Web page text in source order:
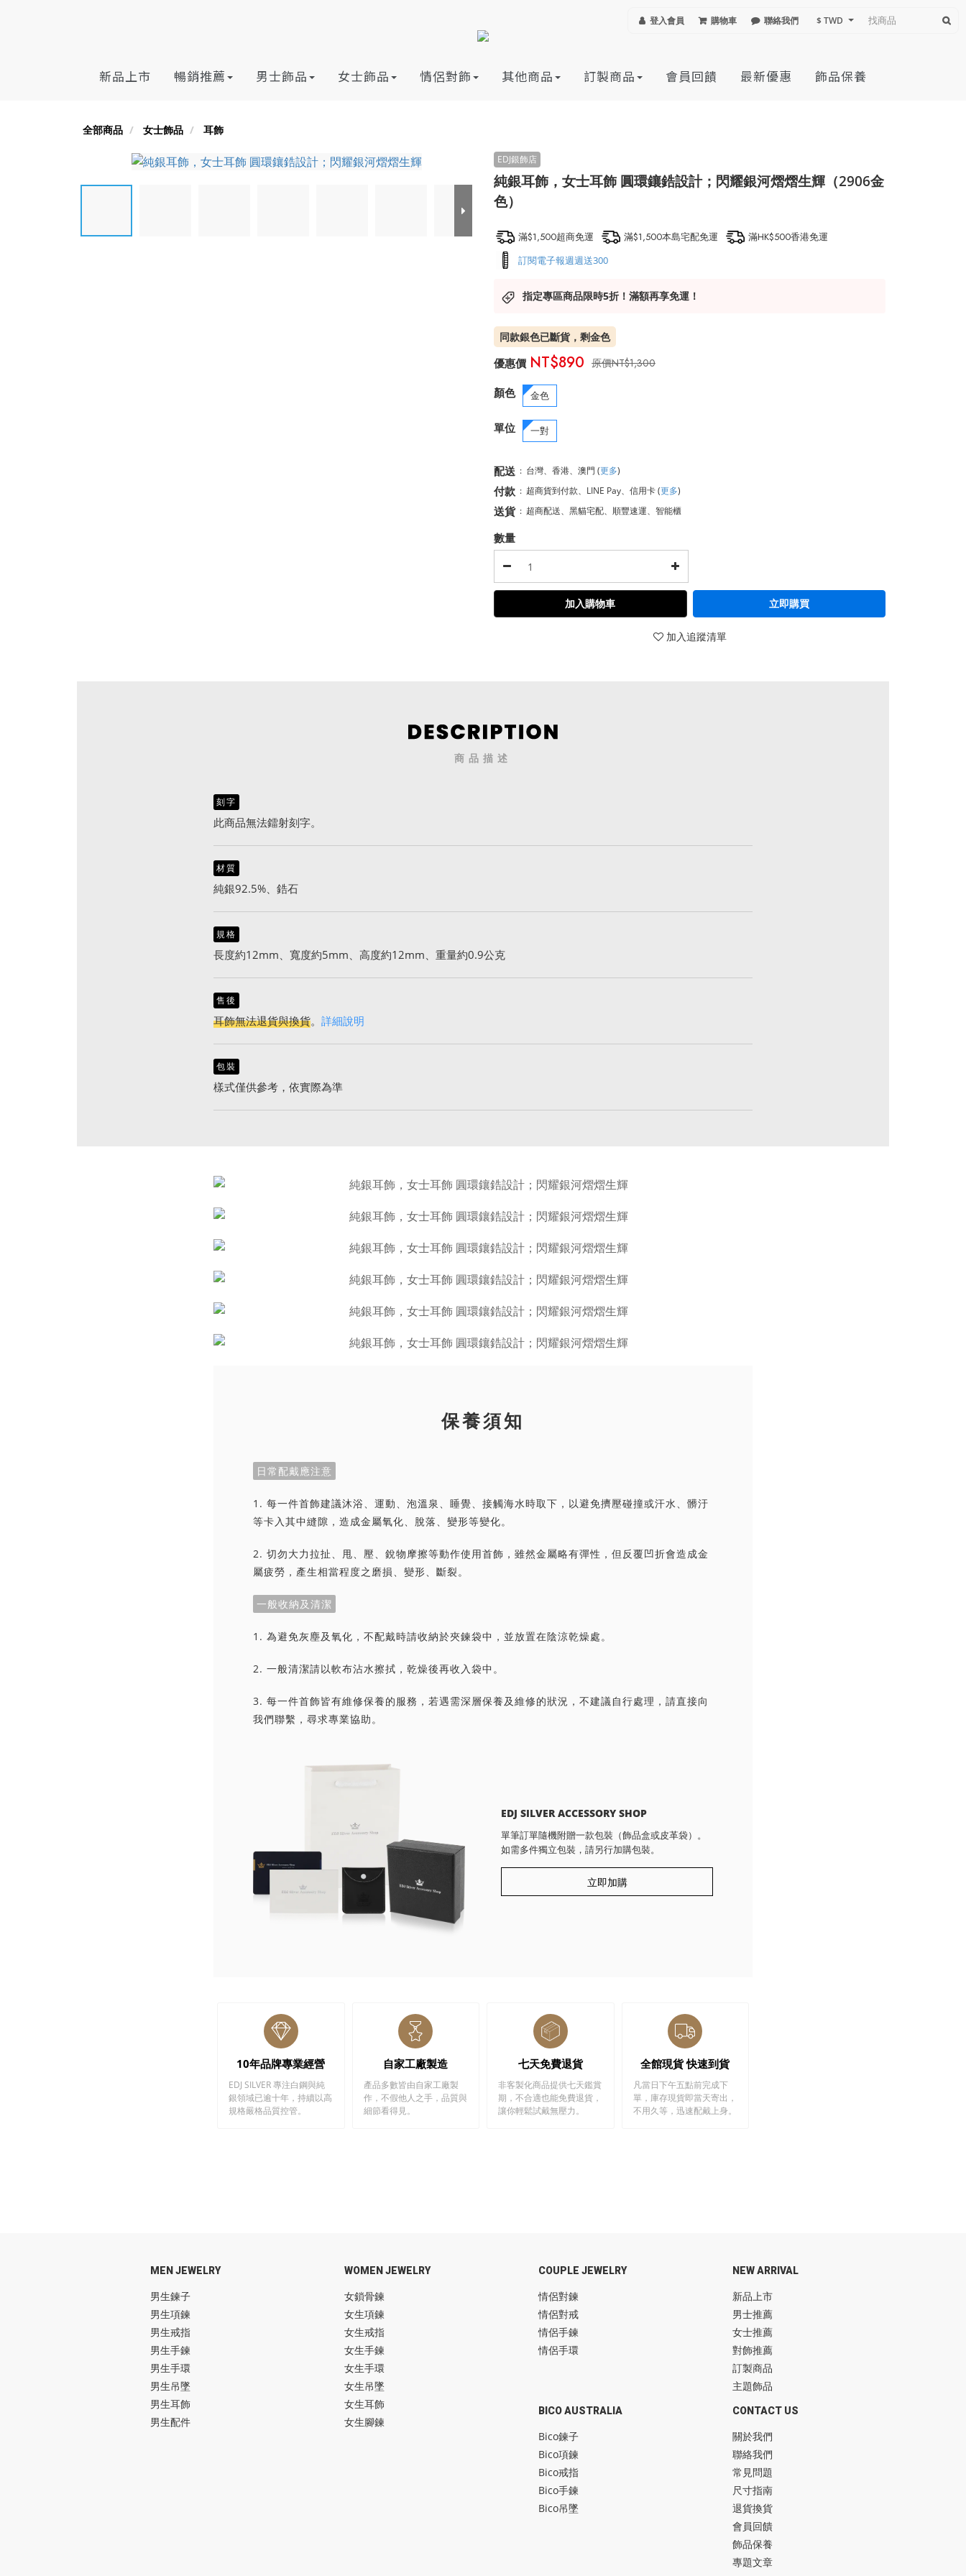
登入會員 購物車 聯絡我們 $ TWD
新品上市 暢銷推薦 男士飾品 女士飾品 情侶對飾 其他商品 訂製商品 會員回饋 最新優惠 飾品保養
全部商品 女士飾品 耳飾
純銀耳飾，女士耳飾 圓環鑲鋯設計；閃耀銀河熠熠生輝（2906金
色）
滿$1,500超商免運 滿$1,500本島宅配免運 滿HK$500香港免運
訂閱電子報週週送300
指定專區商品限時5折！滿額再享免運！
同款銀色已斷貨，剩金色
NT$1,300
NT$890
顏色 金色
單位 一對
配送 : 台灣、香港、澳門 (更多)
付款 : 超商貨到付款、LINE Pay、信用卡(更多)
送貨 : 超商配送、黑貓宅配、順豐速運、智能櫃
數量
加入購物車 立即購買
加入追蹤清單
商品描述
刻字
此商品無法鐳射刻字。
材質
純銀92.5%、鋯石
規格
長度約12mm、寬度約5mm、高度約12mm、重量約0.9公克
售後
耳飾無法退貨與換貨。 詳細說明
包裝
樣式僅供參考，依實際為準
保養須知
日常配戴應注意
1. 每一件首飾建議沐浴、運動、泡溫泉、睡覺、接觸海水時取下，以避免擠壓碰撞或汗水、髒汙
等卡入其中縫隙，造成金屬氧化、脫落、變形等變化。
2. 切勿大力拉扯、甩、壓、銳物摩擦等動作使用首飾，雖然金屬略有彈性，但反覆凹折會造成金
屬疲勞，產生相當程度之磨損、變形、斷裂。
一般收納及清潔
1. 為避免灰塵及氧化，不配戴時請收納於夾鍊袋中，並放置在陰涼乾燥處。
2. 一般清潔請以軟布沾水擦拭，乾燥後再收入袋中。
3. 每一件首飾皆有維修保養的服務，若遇需深層保養及維修的狀況，不建議自行處理，請直接向
我們聯繫，尋求專業協助。
EDJ SILVER ACCESSORY SHOP
單筆訂單隨機附贈一款包裝（飾品盒或皮革袋）。
如需多件獨立包裝，請另行加購包裝。
立即加購
10年品牌專業經營
EDJ SILVER 專注白鋼與純
銀領域已逾十年，持續以高
規格嚴格品質控管。
自家工廠製造
產品多數皆由自家工廠製
作，不假他人之手，品質與
細節看得見。
七天免費退貨
非客製化商品提供七天鑑賞
期，不合適也能免費退貨，
讓你輕鬆試戴無壓力。
全館現貨 快速到貨
凡當日下午五點前完成下
單，庫存現貨即當天寄出，
不用久等，迅速配戴上身。
MEN JEWELRY
男生鍊子
男生項鍊
男生戒指
男生手鍊
男生手環
男生吊墜
男生耳飾
男生配件
WOMEN JEWELRY
女鎖骨鍊
女生項鍊
女生戒指
女生手鍊
女生手環
女生吊墜
女生耳飾
女生腳鍊
COUPLE JEWELRY
情侶對鍊
情侶對戒
情侶手鍊
情侶手環
BICO AUSTRALIA
Bico鍊子
Bico項鍊
Bico戒指
Bico手鍊
Bico吊墜
NEW ARRIVAL
新品上市
男士推薦
女士推薦
對飾推薦
訂製商品
主題飾品
CONTACT US
關於我們
聯絡我們
常見問題
尺寸指南
退貨換貨
會員回饋
飾品保養
專題文章